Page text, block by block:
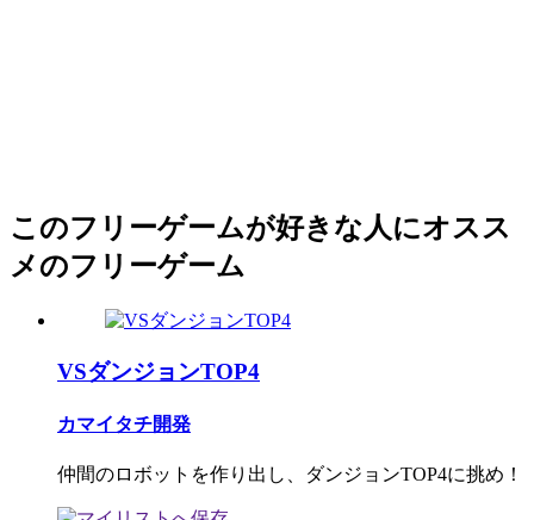
このフリーゲームが好きな人にオスス
メのフリーゲーム
VSダンジョンTOP4
カマイタチ開発
仲間のロボットを作り出し、ダンジョンTOP4に挑め！